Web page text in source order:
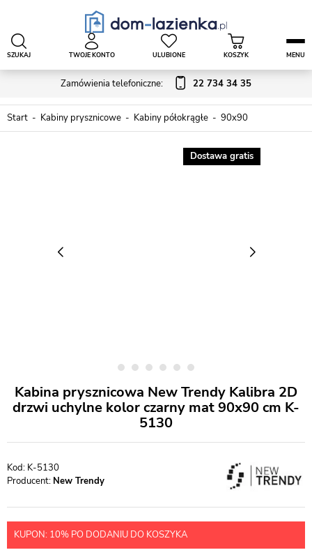
Zamówienia telefoniczne: 22 734 34 35
SZUKAJ TWOJE KONTO ULUBIONE KOSZYK MENU
Start Kabiny prysznicowe Kabiny półokrągłe 90x90
Dostawa gratis
Kabina prysznicowa New Trendy Kalibra 2D
drzwi uchylne kolor czarny mat 90x90 cm K-
5130
K-5130
Producent: New Trendy
KUPON: 10% PO DODANIU DO KOSZYKA